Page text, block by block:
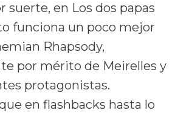
suerte, en Los dos papas
funciona un poco mejor
Rhapsody,
por mérito de Meirelles y
protagonistas.
en flashbacks hasta lo